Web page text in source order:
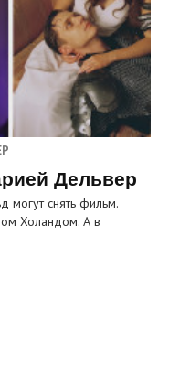
Дельвер
снять фильм.
Холандом. А в